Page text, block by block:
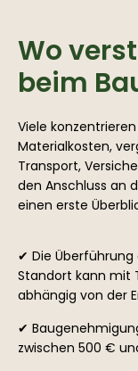
Wo
beim
Viele
Materialkosten,
Transport,
den Anschluss an
einen erste
✔ Die Überführung
Standort kann mit
abhängig von der
✔
zwischen 500 €